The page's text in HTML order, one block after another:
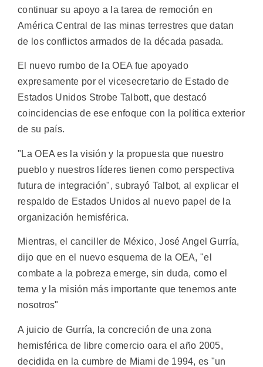
continuar su apoyo a la tarea de remoción en
América Central de las minas terrestres que datan
de los conflictos armados de la década pasada.
El nuevo rumbo de la OEA fue apoyado
expresamente por el vicesecretario de Estado de
Estados Unidos Strobe Talbott, que destacó
coincidencias de ese enfoque con la política exterior
de su país.
"La OEA es la visión y la propuesta que nuestro
pueblo y nuestros líderes tienen como perspectiva
futura de integración", subrayó Talbot, al explicar el
respaldo de Estados Unidos al nuevo papel de la
organización hemisférica.
Mientras, el canciller de México, José Angel Gurría,
dijo que en el nuevo esquema de la OEA, "el
combate a la pobreza emerge, sin duda, como el
tema y la misión más importante que tenemos ante
nosotros"
A juicio de Gurría, la concreción de una zona
hemisférica de libre comercio oara el año 2005,
decidida en la cumbre de Miami de 1994, es "un